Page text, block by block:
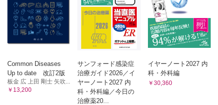
症例1／症例2
2．大網
血行形態／適応
I 有茎大網弁
II 遊離大網弁
Tissue expansion法
Tissue expansion法とは／TEの種類と選択／適応／術前評価と手術プ
ランのコツ／合併症
I 基本的な手技
III 足背皮弁
IV 内側足底皮弁
症例1／症例2／症例3／症例4
第6章 筋弁・筋皮弁
1．大胸筋皮弁
血行形態／適応
I 従来型大胸筋皮弁
II 第3 肋間型大胸筋皮弁
Common Diseases
Up to date 改訂2版
板金 広 上田 剛士 矢吹...
￥13,200
サンフォード感染症
治療ガイド2026／イ
ヤーノート2027 内
科・外科編／今日の
治療薬20...
イヤーノート2027 内
科・外科編
￥30,360